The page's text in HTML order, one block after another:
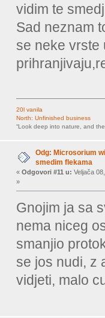
vidim te
Sad neznam
se neke vrste
20l vanila
North: Unfinished business
“Look deep into nature, and
Odg: Microsorium
smedim flekama
« Odgovori #11 u: Veljača
»
Gnojim ja sa
nema niceg
smanjio
se jos nudi, z
vidjeti, malo